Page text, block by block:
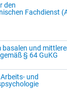
den
Fachdienst
basalen und
§ 64 GuKG
und